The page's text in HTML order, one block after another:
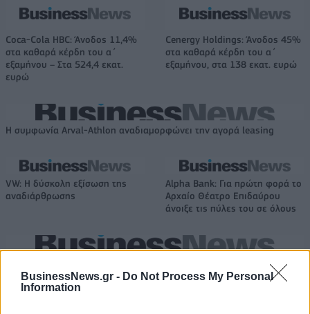
BusinessNews.gr - Do Not Process My Personal
Information
Coca-Cola HBC: Άνοδος 11,4%
στα καθαρά κέρδη του α΄
εξαμήνου – Στα 524,4 εκατ.
ευρώ
Cenergy Holdings: Άνοδος 45%
στα καθαρά κέρδη του α΄
εξαμήνου, στα 138 εκατ. ευρώ
Η συμφωνία Arval-Athlon αναδιαμορφώνει την αγορά leasing
VW: Η δύσκολη εξίσωση της
αναδιάρθρωσης
Alpha Bank: Για πρώτη φορά το
Αρχαίο Θέατρο Επιδαύρου
άνοιξε τις πύλες του σε όλους
βιωσιμότητα σε καθημερινή πράξη